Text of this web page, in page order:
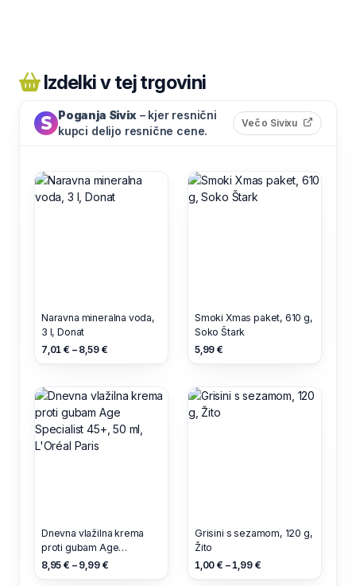
Izdelki v tej trgovini
Poganja Sivix – kjer resnični
kupci delijo resnične cene.
Več o Sivixu (odpre
Naravna mineralna voda,
3 l, Donat
7,01 € – 8,59 €
Smoki Xmas paket, 610 g,
Soko Štark
5,99 €
Dnevna vlažilna krema
proti gubam Age
Specialist 45+, 50 ml,
8,95 € – 9,99 €
Grisini s sezamom, 120 g,
Žito
1,00 € – 1,99 €